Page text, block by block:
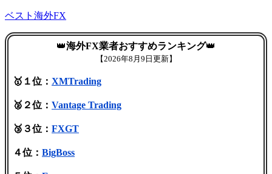
ベスト海外FX
👑海外FX業者おすすめランキング👑
【2026年8月9日更新】
🥇１位： XMTrading
🥈２位： Vantage Trading
🥉３位： FXGT
４位： BigBoss